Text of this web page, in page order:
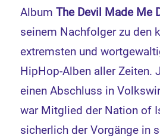
AlbumThe Devil Made Me
seinem Nachfolger zu den
extremsten und
HipHop-Alben aller Zeiten.
einen Abschluss in
war Mitglied der Nation of
sicherlich der Vorgänge in